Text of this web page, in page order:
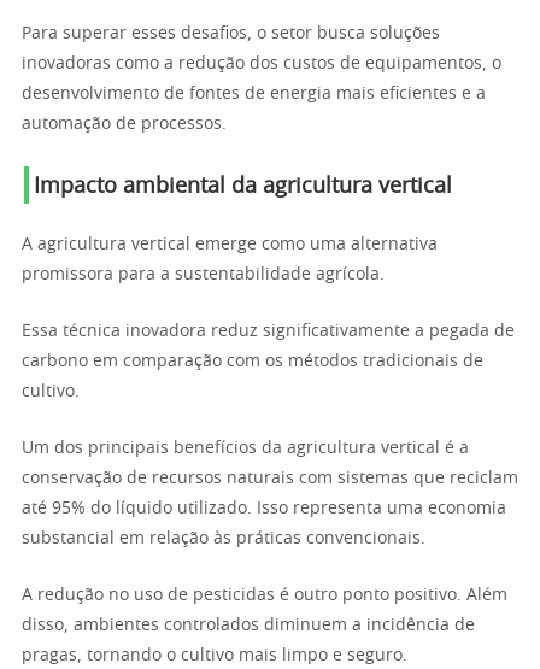
Para superar esses desafios, o setor busca soluções
inovadoras como a redução dos custos de equipamentos, o
desenvolvimento de fontes de energia mais eficientes e a
automação de processos.
Impacto ambiental da agricultura vertical
A agricultura vertical emerge como uma alternativa
promissora para a sustentabilidade agrícola.
Essa técnica inovadora reduz significativamente a pegada de
carbono em comparação com os métodos tradicionais de
cultivo.
Um dos principais benefícios da agricultura vertical é a
conservação de recursos naturais com sistemas que reciclam
até 95% do líquido utilizado. Isso representa uma economia
substancial em relação às práticas convencionais.
A redução no uso de pesticidas é outro ponto positivo. Além
disso, ambientes controlados diminuem a incidência de
pragas, tornando o cultivo mais limpo e seguro.